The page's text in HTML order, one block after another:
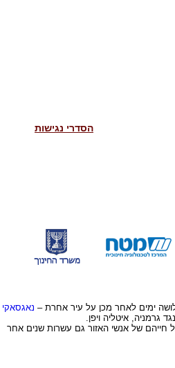
הסדרי נגישות
ימים לאחר מכן על עיר אחרת – נאגסאקי
עד אז: כ – 80,000 אנשים נהרגו, עוד כ – 70,000 נפגעו ונוצרה קרינה שהשפיעה על חייהם של אנשי האזור גם עשרות שנים אחר